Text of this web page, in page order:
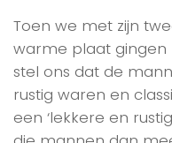
Toen we met zijn
warme plaat gingen
stel ons dat de
rustig waren en
een ‘lekkere en